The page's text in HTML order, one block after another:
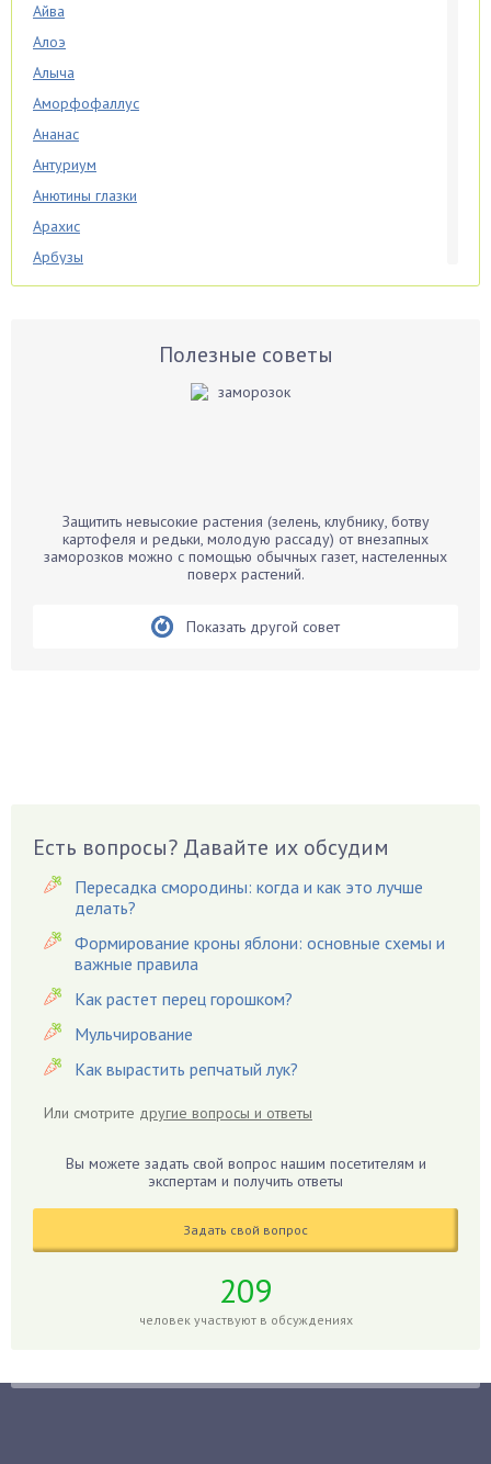
Айва
Алоэ
Алыча
Аморфофаллус
Ананас
Антуриум
Анютины глазки
Арахис
Арбузы
Аспарагус
Бархатцы
Бегония
Вешенки
Виноград
Вредители
Гардения
Гацания
Гвоздики
Георгины
Гиацинт
Гладиолусы
Гранат
Полезные советы
Защитить невысокие растения (зелень, клубнику, ботву
картофеля и редьки, молодую рассаду) от внезапных
заморозков можно с помощью обычных газет, настеленных
поверх растений.
Показать другой совет
Есть вопросы? Давайте их обсудим
Пересадка смородины: когда и как это лучше
делать?
Формирование кроны яблони: основные схемы и
важные правила
Как растет перец горошком?
Мульчирование
Как вырастить репчатый лук?
Или смотрите другие вопросы и ответы
Вы можете задать свой вопрос нашим посетителям и
экспертам и получить ответы
Задать свой вопрос
209
человек участвуют в обсуждениях